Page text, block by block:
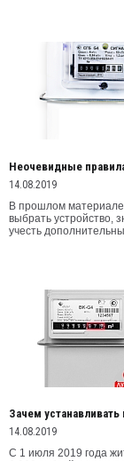
Неочевидные
14.08.2019
В прошлом
выбрать устройство,
учесть
Зачем
14.08.2019
С 1 июля 2019 года